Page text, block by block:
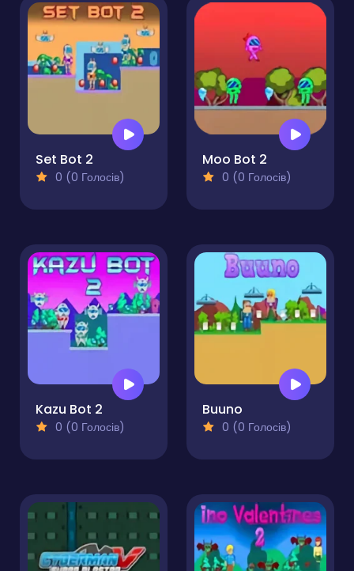
Set Bot 2
0 (0 Голосів)
Moo Bot 2
0 (0 Голосів)
Kazu Bot 2
0 (0 Голосів)
Buuno
0 (0 Голосів)